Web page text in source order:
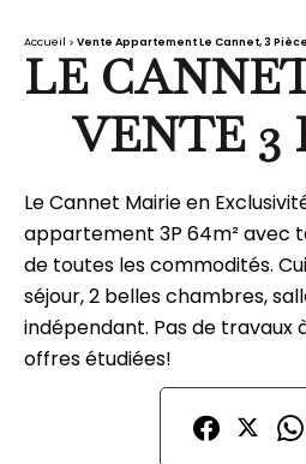
Accueil Vente Appartement Le Cannet, 3
LE
VENTE 3
Le Cannet Mairie en
appartement 3P 64m² avec
de toutes les commodités.
séjour, 2 belles chambres,
indépendant. Pas de travaux
offres étudiées!